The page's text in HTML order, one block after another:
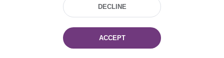
220114, Niezaležnasci Ave. 116, Minsk,
Tel.: (+375 17) 368 37 37
DECLINE
ACCEPT